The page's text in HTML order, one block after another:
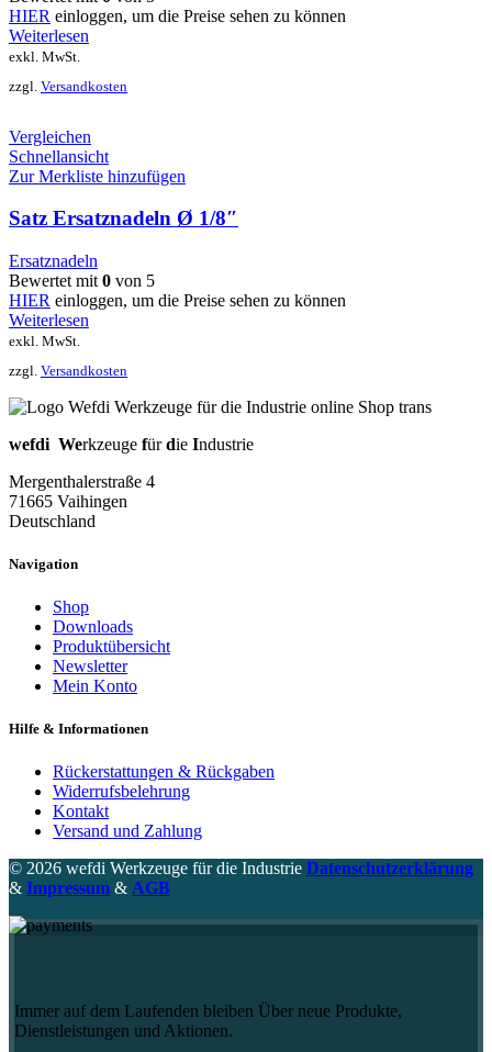
HIER einloggen, um die Preise sehen zu können
Weiterlesen
exkl. MwSt.
zzgl. Versandkosten
Vergleichen
Schnellansicht
Zur Merkliste hinzufügen
Satz Ersatznadeln Ø 1/8″
Ersatznadeln
Bewertet mit 0 von 5
HIER einloggen, um die Preise sehen zu können
Weiterlesen
exkl. MwSt.
zzgl. Versandkosten
wefdi Werkzeuge fürdie Industrie
Mergenthalerstraße 4
71665 Vaihingen
Deutschland
Navigation
Shop
Downloads
Produktübersicht
Newsletter
Mein Konto
Hilfe & Informationen
Rückerstattungen & Rückgaben
Widerrufsbelehrung
Kontakt
Versand und Zahlung
© 2026 wefdi Werkzeuge für die Industrie Datenschutzerklärung
& Impressum & AGB
Immer auf dem Laufenden bleiben Über neue Produkte,
Dienstleistungen und Aktionen.